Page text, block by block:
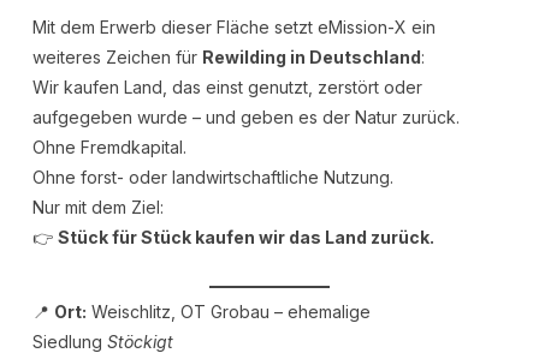
Mit dem Erwerb dieser Fläche setzt eMission-X ein
weiteres Zeichen für Rewilding in Deutschland:
Wir kaufen Land, das einst genutzt, zerstört oder
aufgegeben wurde – und geben es der Natur zurück.
Ohne Fremdkapital.
Ohne forst- oder landwirtschaftliche Nutzung.
Nur mit dem Ziel:
👉 Stück für Stück kaufen wir das Land zurück.
📍 Ort: Weischlitz, OT Grobau – ehemalige
Siedlung Stöckigt